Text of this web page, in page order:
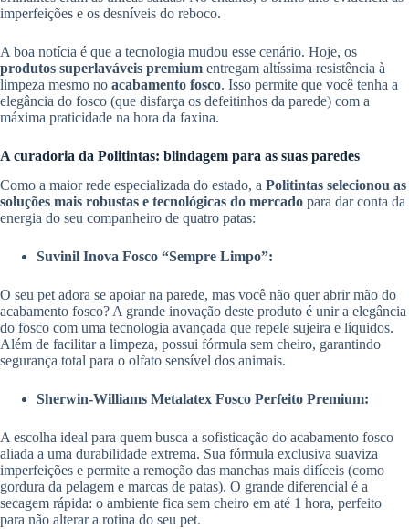
imperfeições e os desníveis do reboco.
A boa notícia é que a tecnologia mudou esse cenário. Hoje, os
produtos superlaváveis premium entregam altíssima resistência à
limpeza mesmo no acabamento fosco. Isso permite que você tenha a
elegância do fosco (que disfarça os defeitinhos da parede) com a
máxima praticidade na hora da faxina.
A curadoria da Politintas: blindagem para as suas paredes
Como a maior rede especializada do estado, a Politintas selecionou as
soluções mais robustas e tecnológicas do mercado para dar conta da
energia do seu companheiro de quatro patas:
Suvinil Inova Fosco “Sempre Limpo”:
O seu pet adora se apoiar na parede, mas você não quer abrir mão do
acabamento fosco? A grande inovação deste produto é unir a elegância
do fosco com uma tecnologia avançada que repele sujeira e líquidos.
Além de facilitar a limpeza, possui fórmula sem cheiro, garantindo
segurança total para o olfato sensível dos animais.
Sherwin-Williams Metalatex Fosco Perfeito Premium:
A escolha ideal para quem busca a sofisticação do acabamento fosco
aliada a uma durabilidade extrema. Sua fórmula exclusiva suaviza
imperfeições e permite a remoção das manchas mais difíceis (como
gordura da pelagem e marcas de patas). O grande diferencial é a
secagem rápida: o ambiente fica sem cheiro em até 1 hora, perfeito
para não alterar a rotina do seu pet.